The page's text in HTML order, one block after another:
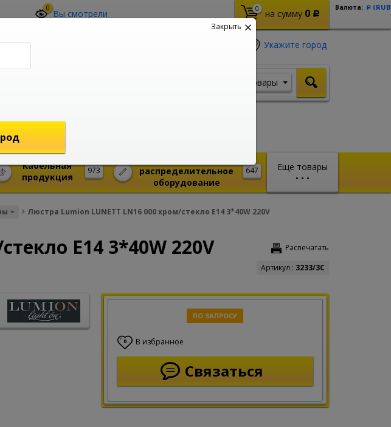
0 Вы смотрели 0 на сумму 0 Р
Валюта: Р
Укажите город
Товары
Еще товары
• • •
973
Кабельная
продукция
647
распределительное
оборудование
Люстра Lumion LUNETT LN16 000 хром/стекло E14 3*40W 220V
Распечатать
E14 3*40W 220V
Артикул : 3233/3C
ПО ЗАПРОСУ
0 В избранное
Связаться
Закрыть